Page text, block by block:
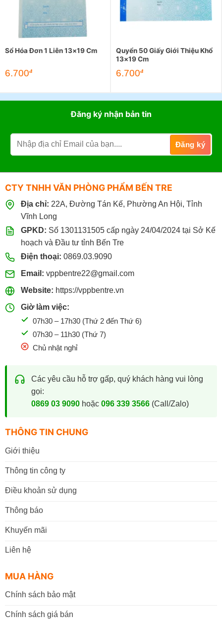
Sổ Hóa Đơn 1 Liên 13×19 Cm
6.700đ
Quyển 50 Giấy Giới Thiệu Khổ
13×19 Cm
6.700đ
Đăng ký nhận bản tin
CTY TNHH VĂN PHÒNG PHẨM BẾN TRE
Địa chỉ: 22A, Đường Tán Kế, Phường An Hội, Tỉnh
Vĩnh Long
GPKD: Số 1301131505 cấp ngày 24/04/2024 tại Sở Kế
hoạch và Đầu tư tỉnh Bến Tre
Điện thoại: 0869.03.9090
Email: vppbentre22@gmail.com
Website: https://vppbentre.vn
Giờ làm việc:
07h30 – 17h30 (Thứ 2 đến Thứ 6)
07h30 – 11h30 (Thứ 7)
Chủ nhật nghỉ
Các yêu cầu hỗ trợ gấp, quý khách hàng vui lòng
gọi:
0869 03 9090hoặc 096 339 3566(Call/Zalo)
THÔNG TIN CHUNG
Giới thiệu
Thông tin công ty
Điều khoản sử dụng
Thông báo
Khuyến mãi
Liên hệ
MUA HÀNG
Chính sách bảo mật
Chính sách giá bán